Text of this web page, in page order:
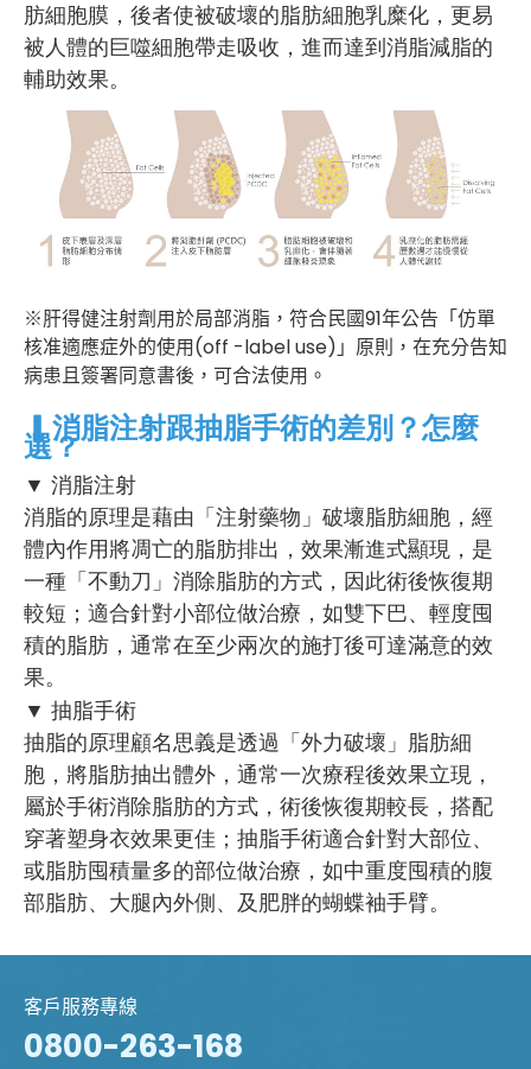
肪細胞膜，後者使被破壞的脂肪細胞乳糜化，更易
被人體的巨噬細胞帶走吸收，進而達到消脂減脂的
輔助效果。
※肝得健注射劑用於局部消脂，符合民國91年公告「仿單
核准適應症外的使用(off -label use)」原則，在充分告知
病患且簽署同意書後，可合法使用。
▎消脂注射跟抽脂手術的差別？怎麼
選？
▼ 消脂注射
消脂的原理是藉由「注射藥物」破壞脂肪細胞，經
體內作用將凋亡的脂肪排出，效果漸進式顯現，是
一種「不動刀」消除脂肪的方式，因此術後恢復期
較短；適合針對小部位做治療，如雙下巴、輕度囤
積的脂肪，通常在至少兩次的施打後可達滿意的效
果。
▼ 抽脂手術
抽脂的原理顧名思義是透過「外力破壞」脂肪細
胞，將脂肪抽出體外，通常一次療程後效果立現，
屬於手術消除脂肪的方式，術後恢復期較長，搭配
穿著塑身衣效果更佳； 抽脂手術適合針對大部位、
或脂肪囤積量多的部位做治療，如中重度囤積的腹
部脂肪、大腿內外側、及肥胖的蝴蝶袖手臂。
客戶服務專線
0800-263-168